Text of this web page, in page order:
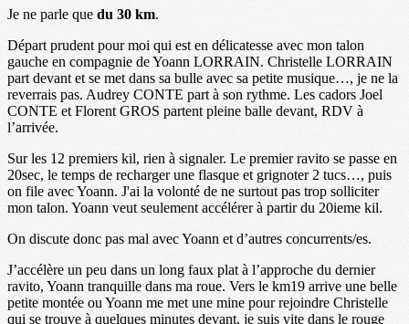
Je ne parle que du 30 km.
Départ prudent pour moi qui est en délicatesse avec mon talon
gauche en compagnie de Yoann LORRAIN. Christelle LORRAIN
part devant et se met dans sa bulle avec sa petite musique…, je ne la
reverrais pas. Audrey CONTE part à son rythme. Les cadors Joel
CONTE et Florent GROS partent pleine balle devant, RDV à
l’arrivée.
Sur les 12 premiers kil, rien à signaler. Le premier ravito se passe en
20sec, le temps de recharger une flasque et grignoter 2 tucs…, puis
on file avec Yoann. J'ai la volonté de ne surtout pas trop solliciter
mon talon. Yoann veut seulement accélérer à partir du 20ieme kil.
On discute donc pas mal avec Yoann et d’autres concurrents/es.
J’accélère un peu dans un long faux plat à l’approche du dernier
ravito, Yoann tranquille dans ma roue. Vers le km19 arrive une belle
petite montée ou Yoann me met une mine pour rejoindre Christelle
qui se trouve à quelques minutes devant, je suis vite dans le rouge